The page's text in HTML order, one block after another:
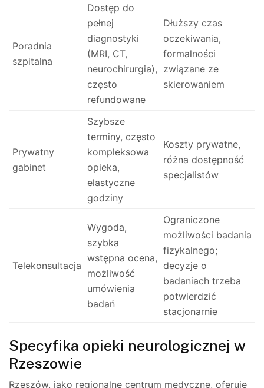
Poradnia
szpitalna
Dostęp do
pełnej
diagnostyki
(MRI, CT,
neurochirurgia),
często
refundowane
Dłuższy czas
oczekiwania,
formalności
związane ze
skierowaniem
Prywatny
gabinet
Szybsze
terminy, często
kompleksowa
opieka,
elastyczne
godziny
Koszty prywatne,
różna dostępność
specjalistów
Telekonsultacja
Wygoda,
szybka
wstępna ocena,
możliwość
umówienia
badań
Ograniczone
możliwości badania
fizykalnego;
decyzje o
badaniach trzeba
potwierdzić
stacjonarnie
Specyfika opieki neurologicznej w
Rzeszowie
Rzeszów, jako regionalne centrum medyczne, oferuje